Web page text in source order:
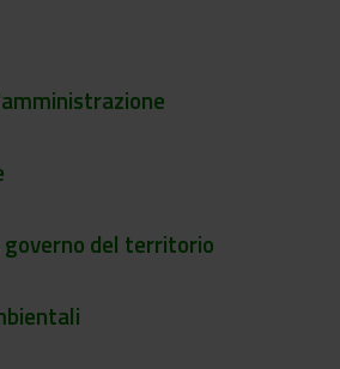
governo del territorio